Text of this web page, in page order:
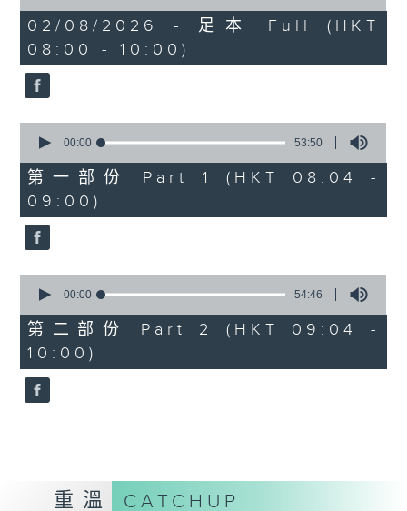
1
hour,
48
minutes,
26
seconds
02/08/2026 - 足本 Full (HKT
08:00 - 10:00)
seconds
53
minutes,
50
seconds
00:00 53:50
第一部份 Part 1 (HKT 08:04 -
09:00)
seconds
54
minutes,
46
seconds
00:00 54:46
第二部份 Part 2 (HKT 09:04 -
10:00)
重溫 CATCHUP